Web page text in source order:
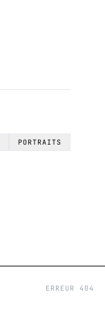
PORTRAITS
ERREUR 404